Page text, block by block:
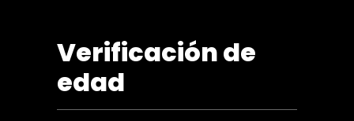
Verificación de
edad